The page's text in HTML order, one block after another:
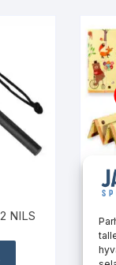
NILS